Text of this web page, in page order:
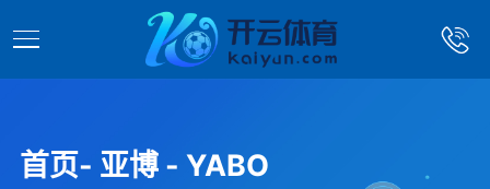
首页- 亚博 - YABO